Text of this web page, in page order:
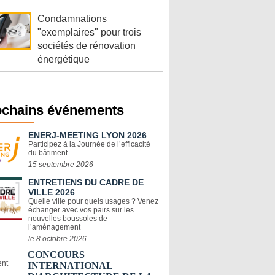
Condamnations
"exemplaires" pour trois
sociétés de rénovation
énergétique
événements
ENERJ-MEETING LYON 2026
Participez à la Journée de l’efficacité
du bâtiment
15 septembre 2026
ENTRETIENS DU CADRE DE
VILLE 2026
Quelle ville pour quels usages ? Venez
échanger avec vos pairs sur les
nouvelles boussoles de
l’aménagement
le 8 octobre 2026
CONCOURS
INTERNATIONAL